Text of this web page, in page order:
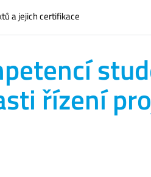
a jejich certifikace
řízení